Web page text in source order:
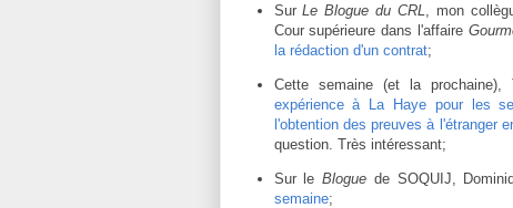
SurLe Blogue du CRL
, mon
Cour supérieure dans l'affaire
la rédaction d'un contrat;
Cette semaine (et la prochaine),
expérience à La Haye pour les
l'obtention des preuves à l'étranger
question. Très intéressant;
Sur leBlogue de SOQUIJ,
semaine;